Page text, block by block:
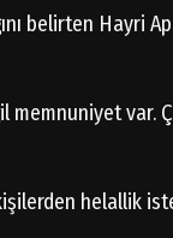
belirten Hayri
memnuniyet
helallik